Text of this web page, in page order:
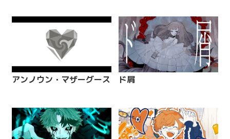
アンノウン・マザーグース ド屑